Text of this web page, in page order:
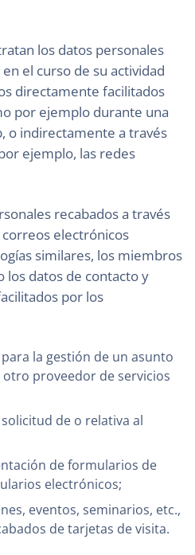
los datos personales
el curso de su actividad
directamente facilitados
por ejemplo durante una
o indirectamente a través
ejemplo, las redes
recabados a través
electrónicos
similares, los miembros
los datos de contacto y
por los
la gestión de un asunto
proveedor de servicios
de o relativa al
de formularios de
electrónicos;
eventos, seminarios, etc.,
de tarjetas de visita.